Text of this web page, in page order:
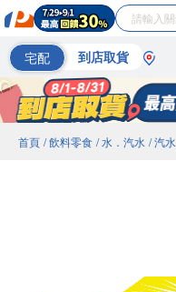
宅配 到店取貨
首頁 / 飲料零食 / 水．汽水 / 汽水